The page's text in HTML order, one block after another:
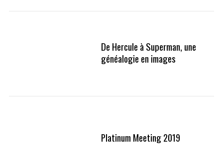
De Hercule à Superman, une
généalogie en images
Platinum Meeting 2019